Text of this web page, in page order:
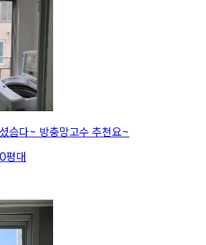
슴다~ 방충망고수 추천요~
평대